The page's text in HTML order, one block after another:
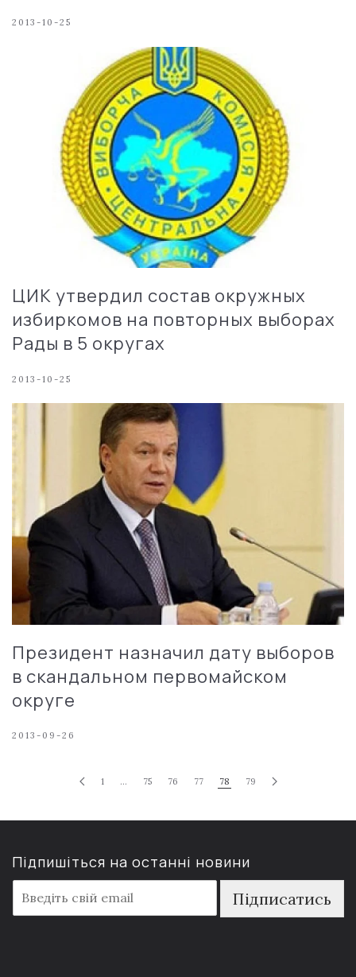
2013-10-25
ЦИК утвердил состав окружных
избиркомов на повторных выборах
Рады в 5 округах
2013-10-25
Президент назначил дату выборов
в скандальном первомайском
округе
2013-09-26
1 … 75 76 77 78 79
Підпишіться на останні новини
m
a
Підписатись